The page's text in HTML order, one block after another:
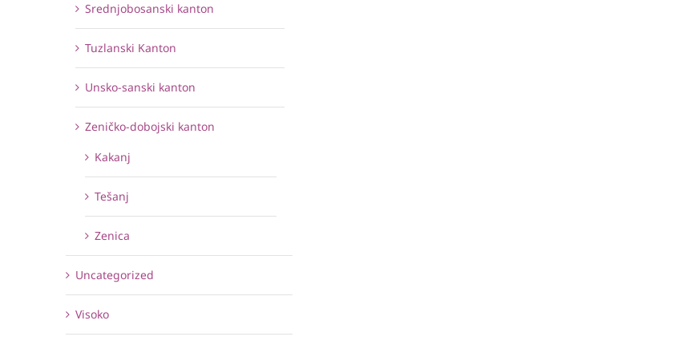
Srednjobosanski kanton
Tuzlanski Kanton
Unsko-sanski kanton
Zeničko-dobojski kanton
Kakanj
Tešanj
Zenica
Uncategorized
Visoko